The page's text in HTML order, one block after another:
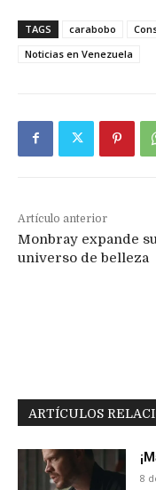
TAGS carabobo
Noticias en Venezuela
Artículo anterior
Monbray expande
universo de belleza
ARTÍCULOS
8